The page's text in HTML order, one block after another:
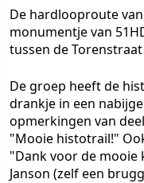
De hardlooproute
monumentje van
tussen de
De groep heeft de
drankje in een
opmerkingen van
"Mooie histotrail!"
"Dank voor de mooie
Janson (zelf een